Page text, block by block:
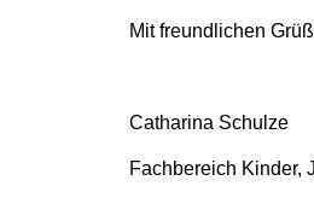
Mit freundlichen
Catharina Schulze
Fachbereich Kinder,